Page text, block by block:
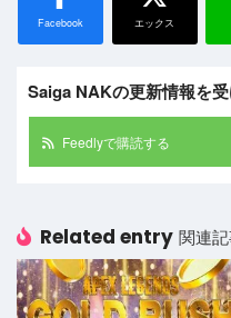
Facebook エックス
Saiga NAKの更新情報を
Feedlyで購読する
Related entry 関連